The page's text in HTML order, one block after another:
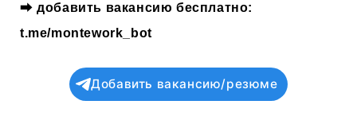
⮕добавить вакансию бесплатно:
t.me/montework_bot
Добавить вакансию/резюме